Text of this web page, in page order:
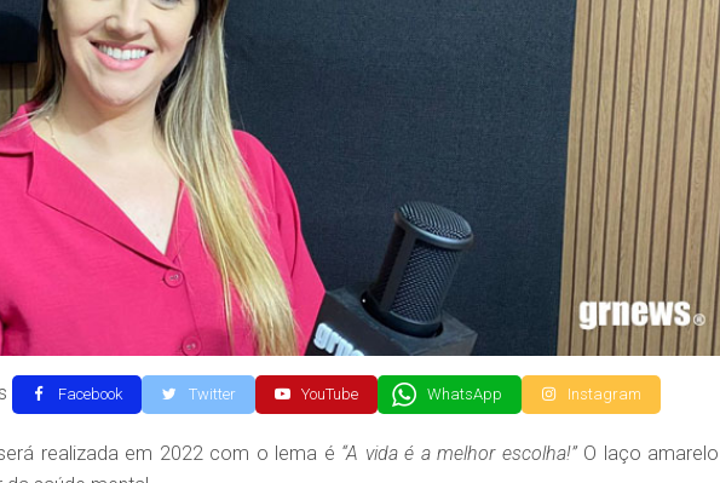
Facebook Twitter YouTube WhatsApp Instagram
realizada em 2022 com o lema é “A vida é a melhor escolha!”O laço amarelo